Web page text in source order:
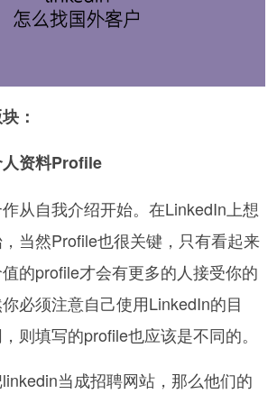
：
资料Profile
从自我介绍开始。在LinkedIn上想
当然Profile也很关键，只有看起来
的profile才会有更多的人接受你的
必须注意自己使用LinkedIn的目
则填写的profile也应该是不同的。
当成招聘网站，那么他们的